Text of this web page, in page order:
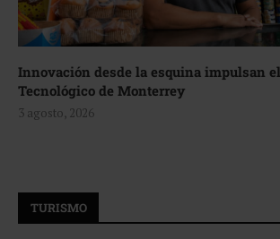
Innovación desde la esquina impulsan
Tecnológico de Monterrey
3 agosto, 2026
TURISMO